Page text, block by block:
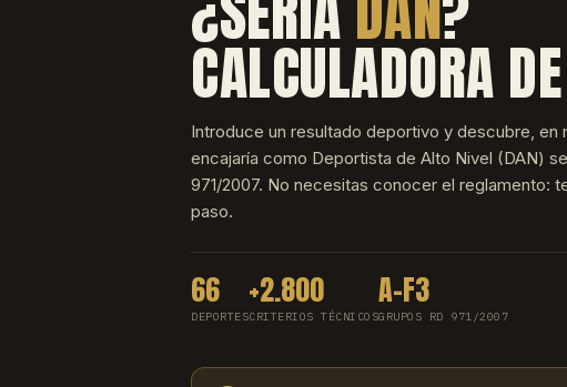
CALCULADORA
Introduce un resultado deportivo y descubre, en
encajaría como Deportista de Alto Nivel (DAN)
971/2007. No necesitas conocer el reglamento:
paso.
66
DEPORTES
+2.800
CRITERIOS TÉCNICOS
A–F3
GRUPOS RD 971/2007